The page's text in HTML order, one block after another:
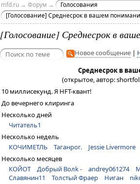
mfd.ru→ Форум →
Голосования
[Голосование] Среднесрок в вашем
[Голосование] Среднесрок в
Новое сообщение|
Среднесрок в
(открытое, автор:
10 миллисекунд. Я HFT-квант!
До вечернего клиринга
Несколько дней
Читатель1
Несколько недель
КОЧИМЕТЛЬ
Таганрог.
Jessie Livermore
Несколько месяцев
КОЙОТ
Дoбрый Волk - andrey061274
Славянин11
Толстый Фраер Ниган